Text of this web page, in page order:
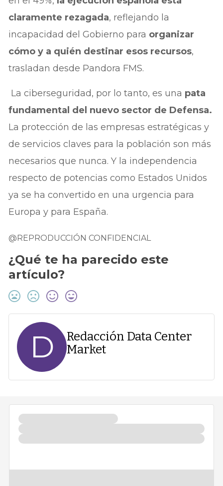
claramente rezagada, reflejando la
incapacidad del Gobierno para organizar
cómo y a quién destinar esos recursos,
trasladan desde Pandora FMS.
La ciberseguridad, por lo tanto, es una pata
fundamental del nuevo sector de Defensa.
La protección de las empresas estratégicas y
de servicios claves para la población son más
necesarios que nunca. Y la independencia
respecto de potencias como Estados Unidos
ya se ha convertido en una urgencia para
Europa y para España.
@REPRODUCCIÓN CONFIDENCIAL
¿Qué te ha parecido este
artículo?
D
Redacción Data Center
Market